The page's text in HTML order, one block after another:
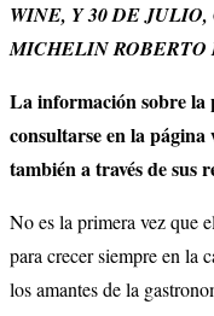
WINE, Y 30 DE
MICHELIN ROBERTO
La información sobre la
consultarse en la
también a través de sus
No es la primera vez que
para crecer siempre en la
los amantes de la